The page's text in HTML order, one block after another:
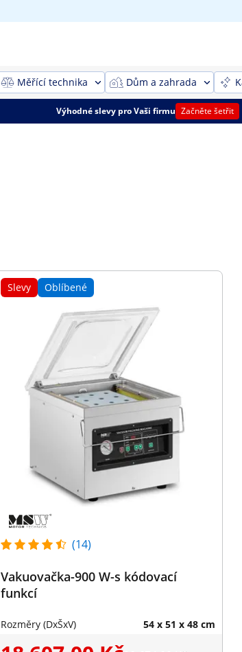
Měřící technika Dům a zahrada
Výhodné slevy pro Vaši firmu Začněte šetřit
Slevy Oblíbené
(14)
Vakuovačka-900 W-s kódovací
funkcí
Rozměry (DxŠxV) 54 x 51 x 48 cm